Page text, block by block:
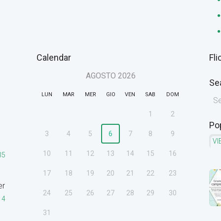
Calendar
AGOSTO 2026
LUN MAR MER GIO VEN SAB DOM
1 2
3 4 5 6 7 8 9
10 11 12 13 14 15 16
17 18 19 20 21 22 23
24 25 26 27 28 29 30
31